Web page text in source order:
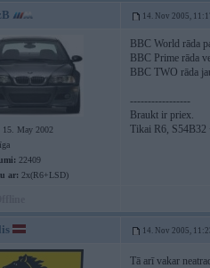
14. Nov 2005,
15. May 2002
22409
ar: 2x(R6+LSD)
BBC World rāda
BBC Prime rāda
BBC TWO rāda
-----------------
Braukt ir priex.
Tikai R6, S54B32
14. Nov 2005,
Tā arī vakar